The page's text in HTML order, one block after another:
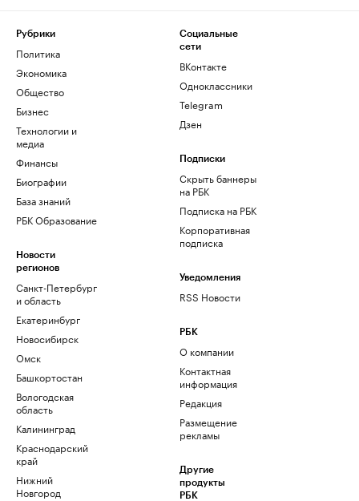
Рубрики
Политика
Экономика
Общество
Бизнес
Технологии и
медиа
Финансы
Биографии
База знаний
РБК Образование
Новости
регионов
Санкт-Петербург
и область
Екатеринбург
Новосибирск
Омск
Башкортостан
Вологодская
область
Калининград
Краснодарский
край
Нижний
Новгород
Социальные
сети
ВКонтакте
Одноклассники
Telegram
Дзен
Подписки
Скрыть баннеры
на РБК
Подписка на РБК
Корпоративная
подписка
Уведомления
RSS Новости
РБК
О компании
Контактная
информация
Редакция
Размещение
рекламы
Другие
продукты
РБК